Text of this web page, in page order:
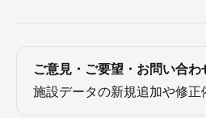
ご意見・ご要望・お問い合わ
施設データの新規追加や修正